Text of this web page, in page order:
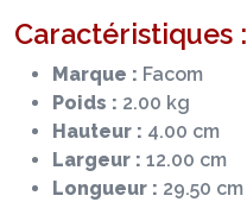
Caractéristiques :
Marque : Facom
Poids : 2.00 kg
Hauteur : 4.00 cm
Largeur : 12.00 cm
Longueur : 29.50 cm